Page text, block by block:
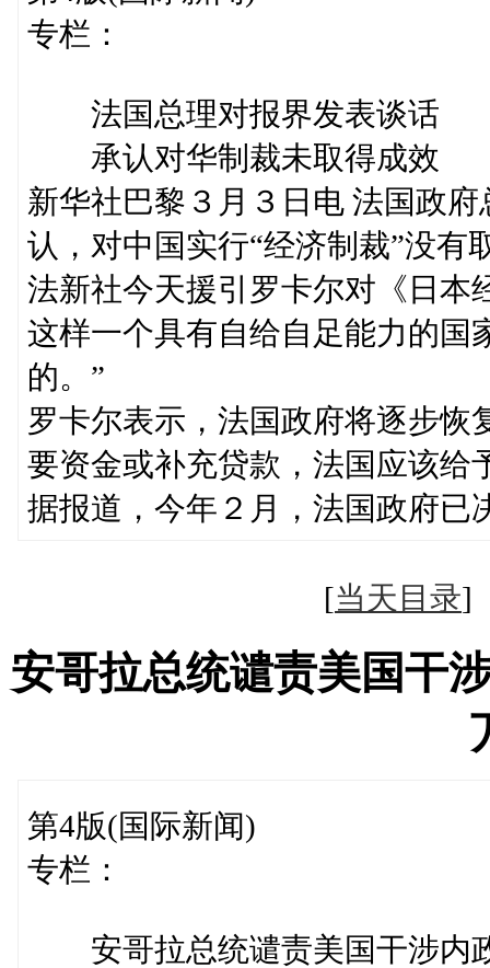
专栏：
法国总理对报界发表谈话
承认对华制裁未取得成效
新华社巴黎３月３日电 法国政
认，对中国实行“经济制裁”没有
法新社今天援引罗卡尔对《日本
这样一个具有自给自足能力的国
的。”
罗卡尔表示，法国政府将逐步恢
要资金或补充贷款，法国应该给
据报道，今年２月，法国政府已
[当天目录
安哥拉总统谴责美国干
第4版(国际新闻)
专栏：
安哥拉总统谴责美国干涉内